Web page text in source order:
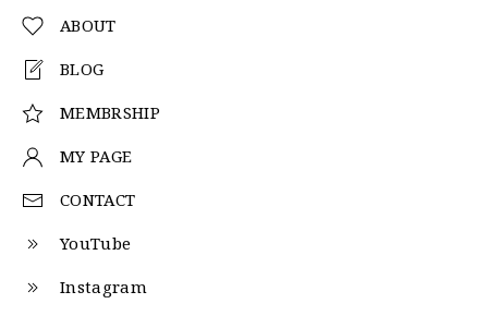
ABOUT
BLOG
MEMBRSHIP
MY PAGE
CONTACT
YouTube
Instagram